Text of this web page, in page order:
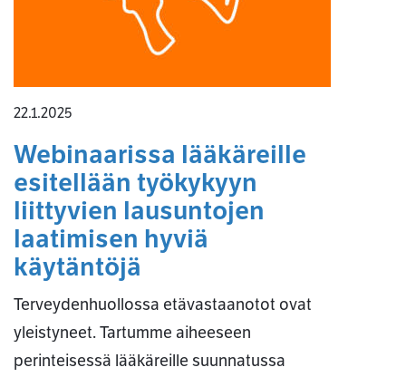
22.1.2025
Webinaarissa lääkäreille
esitellään työkykyyn
liittyvien lausuntojen
laatimisen hyviä
käytäntöjä
Terveydenhuollossa etävastaanotot ovat
yleistyneet. Tartumme aiheeseen
perinteisessä lääkäreille suunnatussa